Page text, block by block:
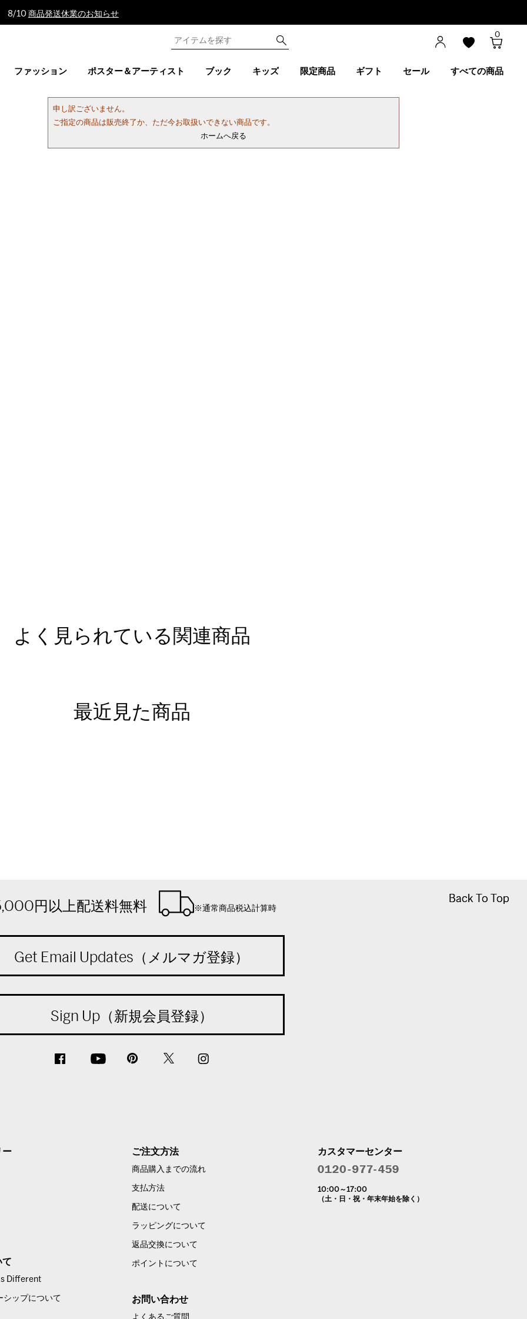
8/10 商品発送休業のお知らせ
0
ファッション ポスター＆アーティスト ブック キッズ 限定商品 ギフト セール すべての商品
申し訳ございません。
ご指定の商品は販売終了か、ただ今お取扱いできない商品です。
ホームへ戻る
よく見られている関連商品
最近見た商品
Back To Top
Back To Top
円以上配送料無料 ※通常商品税込計算時
Get Email Updates（メルマガ登録）
Sign Up（新規会員登録）
ー
て
Different
シップについて
ご注文方法
商品購入までの流れ
支払方法
配送について
ラッピングについて
返品交換について
ポイントについて
お問い合わせ
よくあるご質問
カスタマーセンター
10:00～17:00
（土・日・祝・年末年始を除く）